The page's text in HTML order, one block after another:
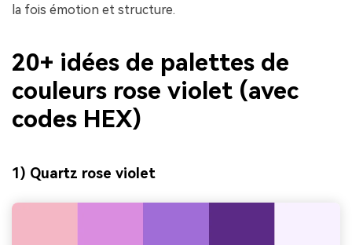
la fois émotion et structure.
20+ idées de palettes de
couleurs rose violet (avec
codes HEX)
1) Quartz rose violet